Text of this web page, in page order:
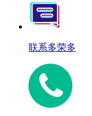
联系多荣多